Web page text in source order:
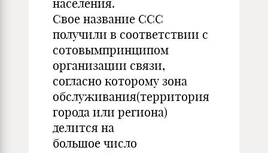
населения.
Свое название ССС
получили в соответствии с
сотовымпринципом
организации связи,
согласно которому зона
обслуживания(территория
города или региона)
делится на
большое число